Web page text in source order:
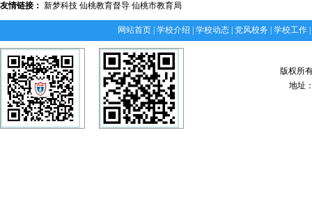
友情链接： 新梦科技 仙桃教育督导 仙桃市教育局
网站首页 |学校介绍 |学校动态 党风校务 |学校工作
版权所
地址